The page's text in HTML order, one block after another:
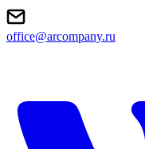
office@arcompany.ru